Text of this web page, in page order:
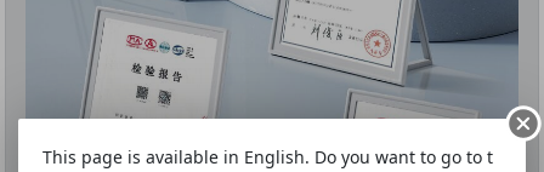
This page is available in English. Do you want to go to t